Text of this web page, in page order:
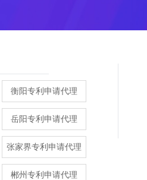
衡阳专利申请代理
岳阳专利申请代理
张家界专利申请代理
郴州专利申请代理